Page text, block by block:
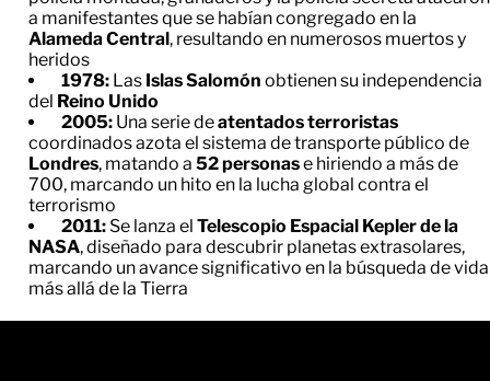
a manifestantes que se habían congregado en la
Alameda Central, resultando en numerosos muertos y
heridos
1978: Las Islas Salomón obtienen su independencia
del Reino Unido
2005: Una serie deatentados terroristas
coordinados azota el sistema de transporte público de
Londres, matando a 52 personase hiriendo a más de
700, marcando un hito en la lucha global contra el
terrorismo
2011: Se lanza el Telescopio Espacial Kepler de la
NASA, diseñado para descubrir planetas extrasolares,
marcando un avance significativo en la búsqueda de vida
más allá de la Tierra